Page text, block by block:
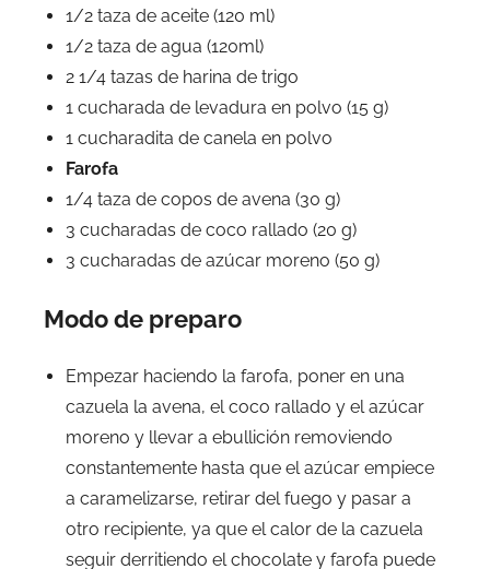
1/2 taza de aceite (120 ml)
1/2 taza de agua (120ml)
2 1/4 tazas de harina de trigo
1 cucharada de levadura en polvo (15 g)
1 cucharadita de canela en polvo
Farofa
1/4 taza de copos de avena (30 g)
3 cucharadas de coco rallado (20 g)
3 cucharadas de azúcar moreno (50 g)
Modo de preparo
Empezar haciendo la farofa, poner en una
cazuela la avena, el coco rallado y el azúcar
moreno y llevar a ebullición removiendo
constantemente hasta que el azúcar empiece
a caramelizarse, retirar del fuego y pasar a
otro recipiente, ya que el calor de la cazuela
seguir derritiendo el chocolate y farofa puede